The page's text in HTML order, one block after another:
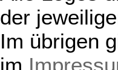
der
Im übrigen
im